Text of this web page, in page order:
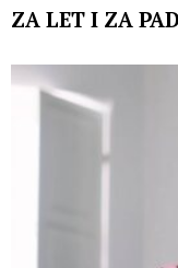
ZA LET I ZA